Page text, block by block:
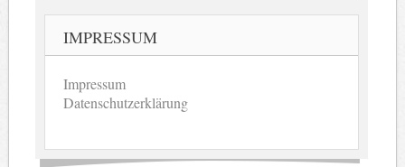
IMPRESSUM
Impressum
Datenschutzerklärung